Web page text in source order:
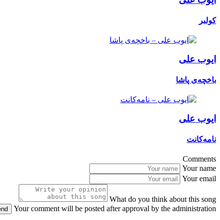
کولبر
ایوب علی
باخچەی پاشا
ایوب علی
نامەکانت
Comments
Your name
Your email
What do you think about this song
Your comment will be posted after approval by the administration